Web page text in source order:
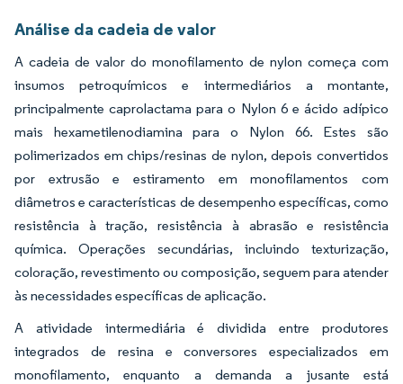
Análise da cadeia de valor
A cadeia de valor do monofilamento de nylon começa com
insumos petroquímicos e intermediários a montante,
principalmente caprolactama para o Nylon 6 e ácido adípico
mais hexametilenodiamina para o Nylon 66. Estes são
polimerizados em chips/resinas de nylon, depois convertidos
por extrusão e estiramento em monofilamentos com
diâmetros e características de desempenho específicas, como
resistência à tração, resistência à abrasão e resistência
química. Operações secundárias, incluindo texturização,
coloração, revestimento ou composição, seguem para atender
às necessidades específicas de aplicação.
A atividade intermediária é dividida entre produtores
integrados de resina e conversores especializados em
monofilamento, enquanto a demanda a jusante está